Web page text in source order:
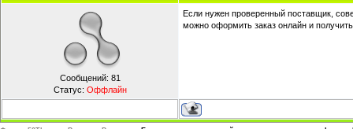
Сообщений: 81
Статус: Оффлайн
Если нужен проверенный поставщик,
можно оформить заказ онлайн и